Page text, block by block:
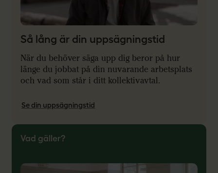
Så lång är din uppsägningstid
När du behöver säga upp dig beror på hur
länge du jobbat på din nuvarande arbetsplats
och vad som står i ditt kollektivavtal.
Se din uppsägningstid
Vad gäller?